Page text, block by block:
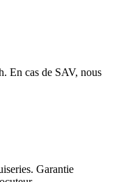
En cas de SAV, nous
Garantie